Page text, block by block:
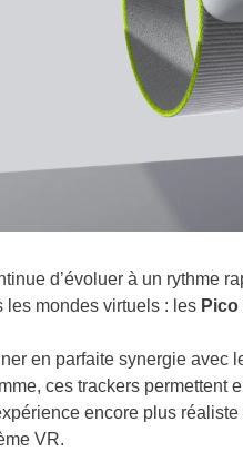
d’évoluer à un rythme
les mondes virtuels : les
en parfaite synergie avec
ces trackers permettent
encore plus
VR.